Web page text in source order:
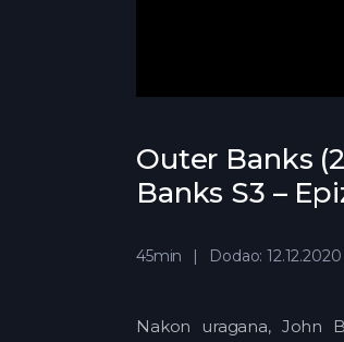
Outer Banks
Banks S3 –
45min Dodao: 12.12.2020
Nakon uragana, John